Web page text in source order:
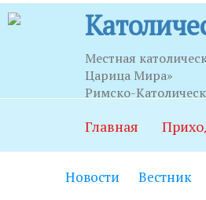
Местная
Царица Мира»
Римско-
Главная
Новости Вестник
Часы
Храм:
Часовня